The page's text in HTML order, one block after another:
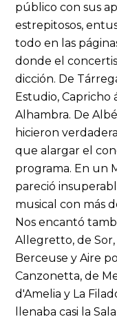
público con sus
estrepitosos,
todo en las
donde el
dicción. De
Estudio, Capricho
Alhambra. De
hicieron
que alargar el
programa. En un
pareció
musical con más
Nos encantó
Allegretto, de
Berceuse y Aire
Canzonetta, de
d'Amelia y La
llenaba casi la